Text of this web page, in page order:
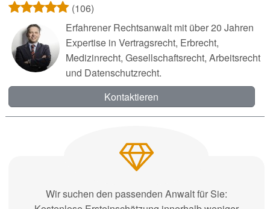
(106)
Erfahrener Rechtsanwalt mit über 20 Jahren
Expertise in Vertragsrecht, Erbrecht,
Medizinrecht, Gesellschaftsrecht, Arbeitsrecht
und Datenschutzrecht.
Kontaktieren
Wir suchen den passenden Anwalt für Sie: